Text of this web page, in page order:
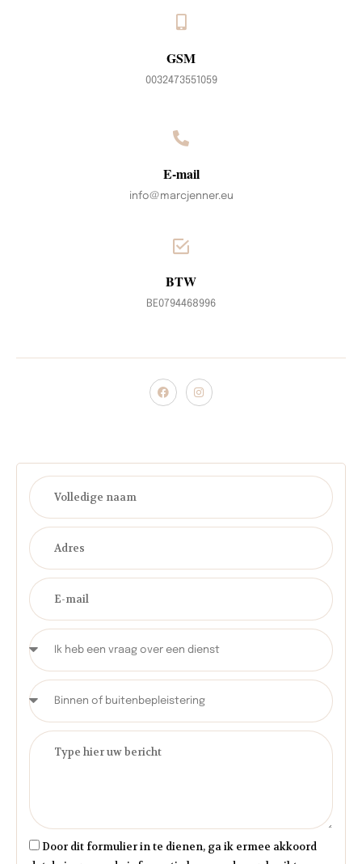
GSM
0032473551059
E-mail
info@marcjenner.eu
BTW
BE0794468996
Door dit formulier in te dienen, ga ik ermee akkoord